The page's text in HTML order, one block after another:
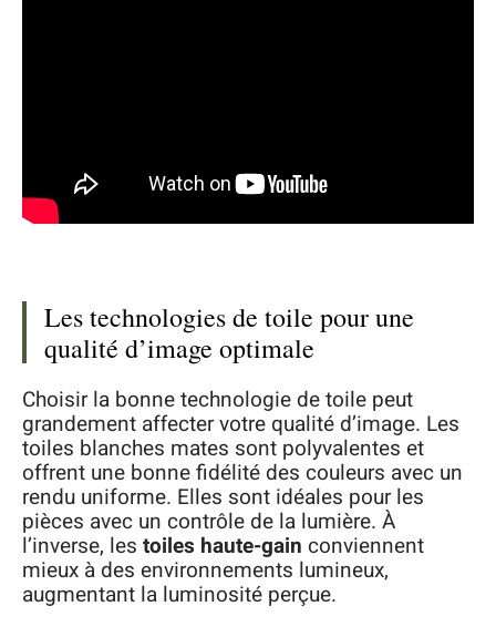
Les technologies de toile pour une
qualité d’image optimale
Choisir la bonne technologie de toile peut
grandement affecter votre qualité d’image. Les
toiles blanches mates sont polyvalentes et
offrent une bonne fidélité des couleurs avec un
rendu uniforme. Elles sont idéales pour les
pièces avec un contrôle de la lumière. À
l’inverse, les toiles haute-gain conviennent
mieux à des environnements lumineux,
augmentant la luminosité perçue.